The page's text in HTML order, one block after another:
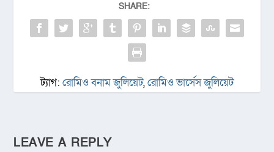
SHARE:
ট্যাগ: রোমিও বনাম জুলিয়েট,রোমিও ভার্সেস জুলিয়েট
LEAVE A REPLY